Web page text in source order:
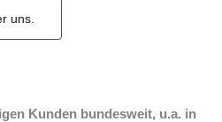
uns.
Kunden bundesweit, u.a. in